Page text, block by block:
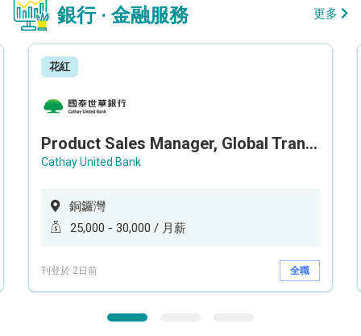
銀行 · 金融服務 更多
花紅
Product Sales Manager, Global Transaction Service (GTS)
Cathay United Bank
銅鑼灣
25,000 - 30,000 / 月薪
刊登於 2日前 全職